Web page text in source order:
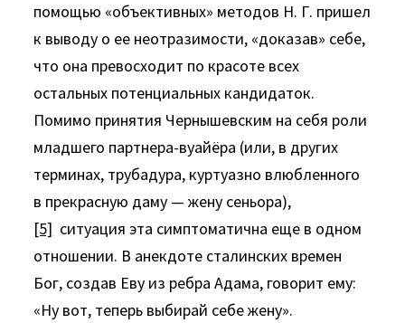
помощью «объективных» методов Н. Г. пришел
к выво­ду о ее неотразимости, «доказав» себе,
что она превосходит по красоте всех
остальных потенциальных кандидаток.
Помимо принятия Чернышевским на себя роли
младшего партнера­-вуайёра (или, в других
терминах, трубадура, куртуазно влюблен­ного
в прекрасную даму — жену сеньора),
[5] ситуация эта симп­томатична еще в одном
отношении. В анекдоте сталинских времен
Бог, создав Еву из ребра Адама, говорит ему:
«Ну вот, теперь выбирай себе жену».